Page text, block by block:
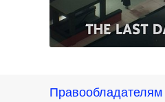
Правообладателям